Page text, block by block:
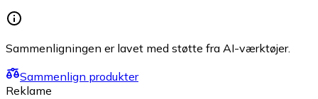
Sammenligningen er lavet med støtte fra AI-værktøjer.
Sammenlign produkter
Reklame